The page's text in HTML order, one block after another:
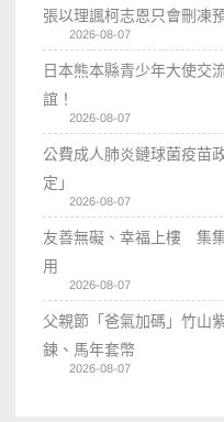
張以理諷柯志恩只會刪凍
2026-08-07
日本熊本縣青少年大使交
誼！
2026-08-07
公費成人肺炎鏈球菌疫
定」
2026-08-07
友善無礙、幸福上樓 集
用
2026-08-07
父親節「爸氣加碼」竹
鍊、馬年套幣
2026-08-07